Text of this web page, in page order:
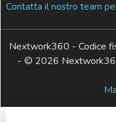
Contatta il nostro team
Nextwork360 - Codice
- © 2026